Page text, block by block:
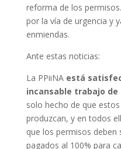
reforma de los
por la vía de urgencia y
enmiendas.
Ante estas noticias:
La PPiiNA está
incansable trabajo
solo hecho de que
produzcan, y en todos
que los permisos deben
pagados al 100% para